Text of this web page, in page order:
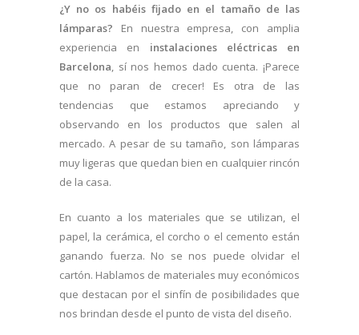
¿Y no os habéis fijado en el tamaño de las
lámparas? En nuestra empresa, con amplia
experiencia en instalaciones eléctricas en
Barcelona, sí nos hemos dado cuenta. ¡Parece
que no paran de crecer! Es otra de las
tendencias que estamos apreciando y
observando en los productos que salen al
mercado. A pesar de su tamaño, son lámparas
muy ligeras que quedan bien en cualquier rincón
de la casa.
En cuanto a los materiales que se utilizan, el
papel, la cerámica, el corcho o el cemento están
ganando fuerza. No se nos puede olvidar el
cartón. Hablamos de materiales muy económicos
que destacan por el sinfín de posibilidades que
nos brindan desde el punto de vista del diseño.